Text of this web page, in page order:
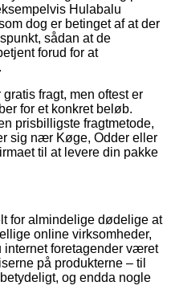
Hulabalu
dog er betinget af at der
sådan at de
forud for at
fragt, men oftest er
for et konkret beløb.
prisbilligste fragtmetode,
sig nær Køge, Odder eller
til at levere din pakke
for almindelige dødelige at
online virksomheder,
internet foretagender været
på produkterne – til
og endda nogle